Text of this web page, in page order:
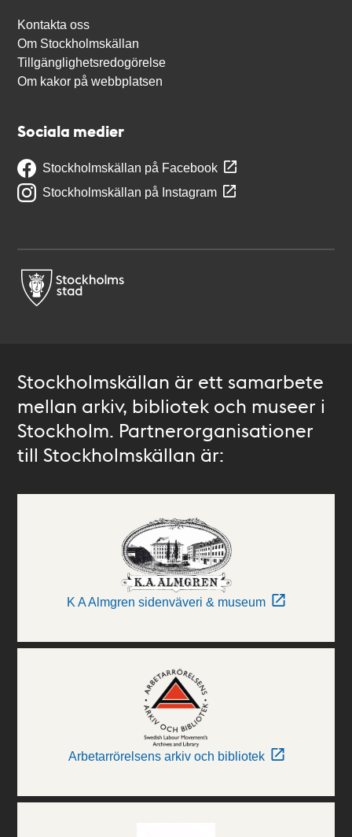
Kontakta oss
Om Stockholmskällan
Tillgänglighetsredogörelse
Om kakor på webbplatsen
Sociala medier
Stockholmskällan på Facebook
Stockholmskällan på Instagram
Stockholmskällan är ett samarbete
mellan arkiv, bibliotek och museer i
Stockholm. Partnerorganisationer
till Stockholmskällan är:
K A Almgren sidenväveri & museum
Arbetarrörelsens arkiv och bibliotek